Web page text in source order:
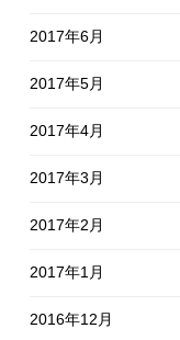
2017年6月
2017年5月
2017年4月
2017年3月
2017年2月
2017年1月
2016年12月